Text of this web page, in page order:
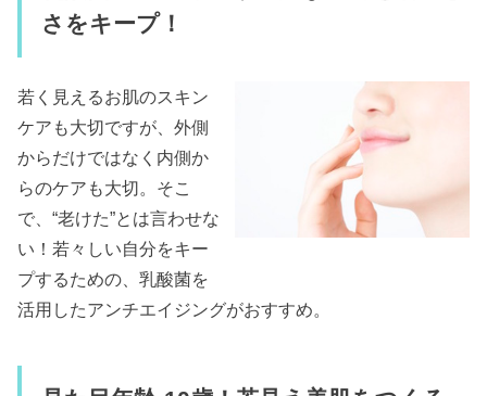
さをキープ！
若く見えるお肌のスキン
ケアも大切ですが、外側
からだけではなく内側か
らのケアも大切。そこ
で、“老けた”とは言わせな
い！若々しい自分をキー
プするための、乳酸菌を
活用したアンチエイジングがおすすめ。